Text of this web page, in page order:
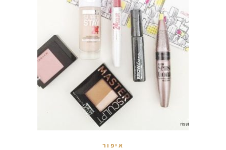
איפור